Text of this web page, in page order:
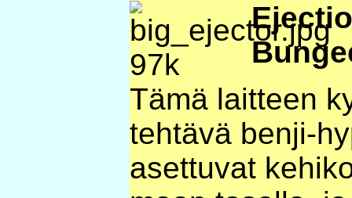
Tämä laitteen
tehtävä benji-
asettuvat